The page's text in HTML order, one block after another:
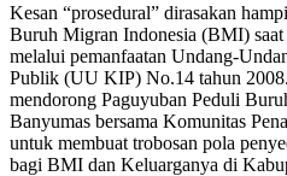
Kesan “prosedural” dirasakan
Buruh Migran Indonesia (BMI)
melalui pemanfaatan Undang-
Publik (UU KIP) No.14 tahun
mendorong Paguyuban Peduli
Banyumas bersama Komunitas
untuk membuat trobosan pola
bagi BMI dan Keluarganya di